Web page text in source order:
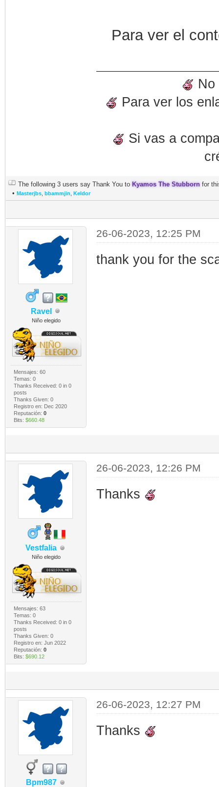
Para ver el
No
Para ver los
Si vas a
The following 3 users say Thank You to Kyamos The Stubborn for
• Masterjbs bbammjin Keldor
Ravel
Niño elegido
Mensajes: 60
Temas: 0
Thanks Received: 0in 0
posts
Thanks Given: 0
Registro en: Dec 2020
Reputación: 0
Bits: $660.48
26-06-2023, 12:25 PM
thank you for the
Vestfalia
Niño elegido
Mensajes: 63
Temas: 0
Thanks Received: 0in 0
posts
Thanks Given: 0
Registro en: Jun 2022
Reputación: 0
Bits: $690.12
26-06-2023, 12:26 PM
Thanks
Bpm987
26-06-2023, 12:27 PM
Thanks